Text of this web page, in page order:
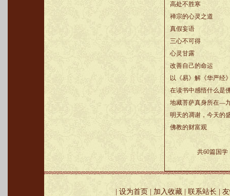
高处不胜寒
禅宗的心灵之道
真假妄语
三心不可得
心灵甘露
改善自己的命运
以《易》解《华严
在读书中感悟什么是
地藏菩萨真身所在—
明天的凋谢，今天的
佛教的财富观
共60篇国
|设为首页|加入收藏| 联系站长 |